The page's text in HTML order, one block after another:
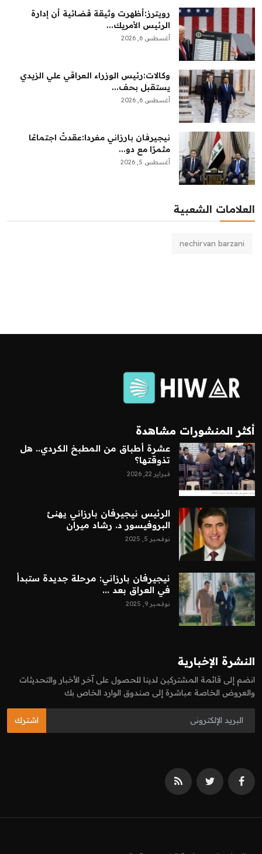
رويترز:‏أظهرت وثيقة قضائية أن إدارة
الرئيس الأمريك...
أغسطس 6, 2026
وكالات:‏رئيس الوزراء العراقي علي الزيدي
يستقبل بحف...
أغسطس 6, 2026
نيجيرفان بارزاني مغردا:عقدتُ اجتماعًا
مثمرًا مع دو...
أغسطس 5, 2026
العلامات الشعبية
nechirvan barzani
أكثر المنشورات مشاهدة
عشرة أطباق من المطبخ الكردي.. هل
تذوقتها؟
فبراير 22, 2026
الرئيس نيجيرفان بارزاني يهنئ
البروفيسور د. رشاد ميران
نوفمبر 5, 2025
نيجيرفان بارزاني: مرحلة جديدة ستبدأ
في العراق بعد ...
نوفمبر 9, 2025
النشرة الإخبارية
انضم إلى قائمة المشتركين لدينا للحصول على آخر الأخبار والتحديثات
والعروض الخاصة مباشرة إلى صندوق الوارد الخاص بك
اشترك